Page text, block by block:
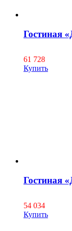
Гостиная
61 728
Купить
Гостиная
54 034
Купить